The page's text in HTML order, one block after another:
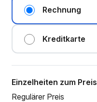
Rechnung
Kreditkarte
Einzelheiten zum Preis
Regulärer Preis